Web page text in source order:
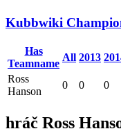
Kubbwiki
Has
Teamname
All 2013
Ross
Hanson
0 0 0
hráč Ross